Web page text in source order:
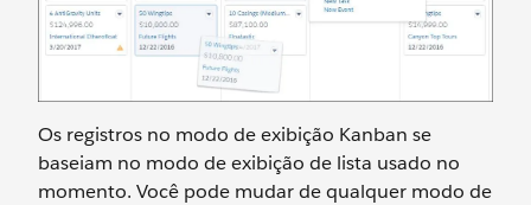
Os registros no modo de exibição Kanban se
baseiam no modo de exibição de lista usado no
momento. Você pode mudar de qualquer modo de